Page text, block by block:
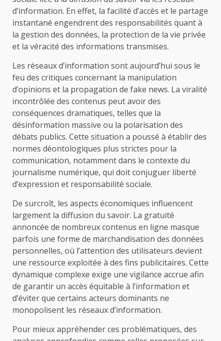
d’information. En effet, la facilité d’accès et le partage
instantané engendrent des responsabilités quant à
la gestion des données, la protection de la vie privée
et la véracité des informations transmises.
Les réseaux d’information sont aujourd’hui sous le
feu des critiques concernant la manipulation
d’opinions et la propagation de fake news. La viralité
incontrôlée des contenus peut avoir des
conséquences dramatiques, telles que la
désinformation massive ou la polarisation des
débats publics. Cette situation a poussé à établir des
normes déontologiques plus strictes pour la
communication, notamment dans le contexte du
journalisme numérique, qui doit conjuguer liberté
d’expression et responsabilité sociale.
De surcroît, les aspects économiques influencent
largement la diffusion du savoir. La gratuité
annoncée de nombreux contenus en ligne masque
parfois une forme de marchandisation des données
personnelles, où l’attention des utilisateurs devient
une ressource exploitée à des fins publicitaires. Cette
dynamique complexe exige une vigilance accrue afin
de garantir un accès équitable à l’information et
d’éviter que certains acteurs dominants ne
monopolisent les réseaux d’information.
Pour mieux appréhender ces problématiques, des